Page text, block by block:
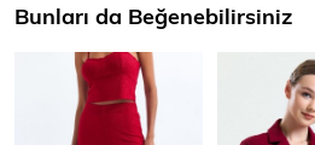
Bunları da Beğenebilirsiniz